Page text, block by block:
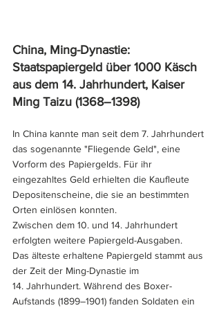
China, Ming-Dynastie:
Staatspapiergeld über 1000 Käsch
aus dem 14. Jahrhundert, Kaiser
Ming Taizu (1368–1398)
In China kannte man seit dem 7. Jahrhundert
das sogenannte "Fliegende Geld", eine
Vorform des Papiergelds. Für ihr
eingezahltes Geld erhielten die Kaufleute
Depositenscheine, die sie an bestimmten
Orten einlösen konnten.
Zwischen dem 10. und 14. Jahrhundert
erfolgten weitere Papiergeld-Ausgaben.
Das älteste erhaltene Papiergeld stammt aus
der Zeit der Ming-Dynastie im
14. Jahrhundert. Während des Boxer-
Aufstands (1899–1901) fanden Soldaten ein